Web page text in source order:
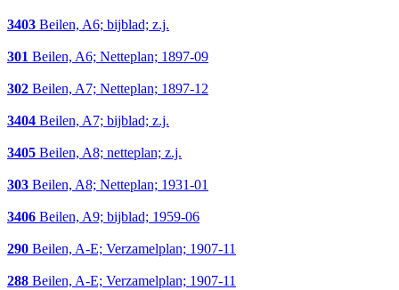
3403 Beilen, A6; bijblad; z.j.
301 Beilen, A6; Netteplan; 1897-09
302 Beilen, A7; Netteplan; 1897-12
3404 Beilen, A7; bijblad; z.j.
3405 Beilen, A8; netteplan; z.j.
303 Beilen, A8; Netteplan; 1931-01
3406 Beilen, A9; bijblad; 1959-06
290 Beilen, A-E; Verzamelplan; 1907-11
288 Beilen, A-E; Verzamelplan; 1907-11